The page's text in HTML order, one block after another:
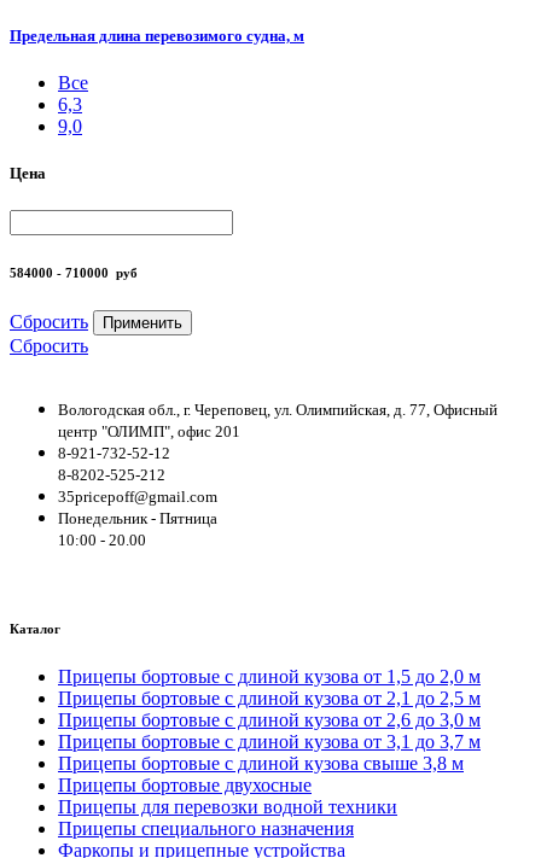
Предельная длина перевозимого судна, м
Все
6,3
9,0
Цена
584000 - 710000 руб
Сбросить Применить
Сбросить
Вологодская обл., г. Череповец, ул. Олимпийская, д. 77, Офисный
центр "ОЛИМП", офис 201
8-921-732-52-12
8-8202-525-212
35pricepoff@gmail.com
Понедельник - Пятница
10:00 - 20.00
Каталог
Прицепы бортовые с длиной кузова от 1,5 до 2,0 м
Прицепы бортовые с длиной кузова от 2,1 до 2,5 м
Прицепы бортовые с длиной кузова от 2,6 до 3,0 м
Прицепы бортовые с длиной кузова от 3,1 до 3,7 м
Прицепы бортовые с длиной кузова свыше 3,8 м
Прицепы бортовые двухосные
Прицепы для перевозки водной техники
Прицепы специального назначения
Фаркопы и прицепные устройства